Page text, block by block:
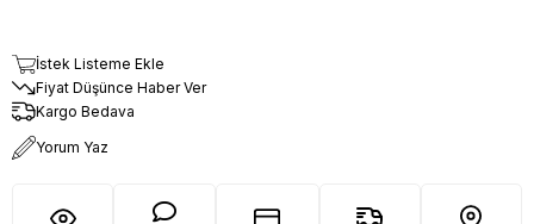
İstek Listeme Ekle
Fiyat Düşünce Haber Ver
Kargo Bedava
Yorum Yaz